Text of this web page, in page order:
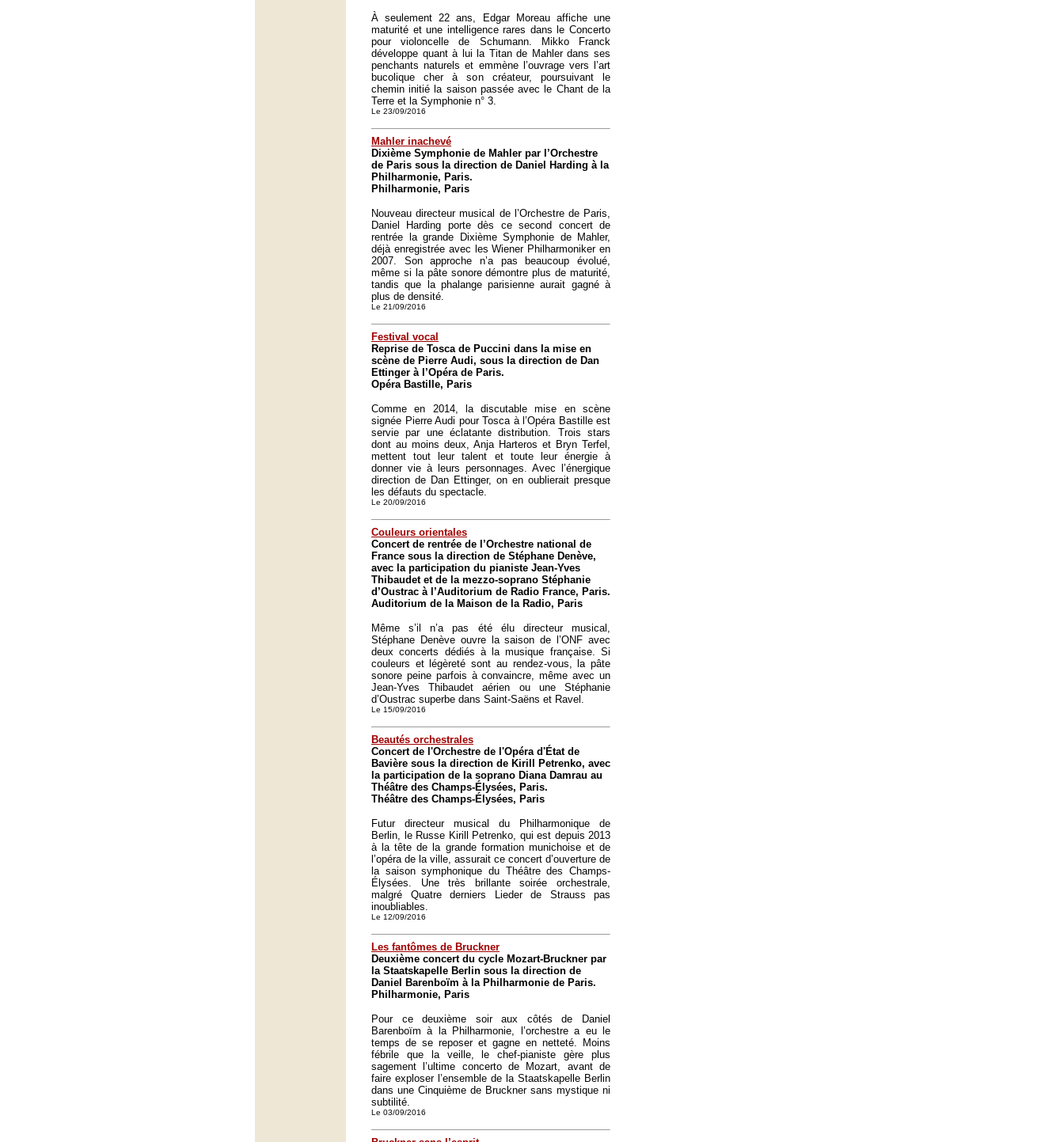
À seulement 22 ans, Edgar Moreau affiche une
maturité et une intelligence rares dans le Concerto
pour violoncelle de Schumann. Mikko Franck
développe quant à lui la Titan de Mahler dans ses
penchants naturels et emmène l’ouvrage vers l’art
bucolique cher à son créateur, poursuivant le
chemin initié la saison passée avec le Chant de la
Terre et la Symphonie n° 3.
Le 23/09/2016
Mahler inachevé
Dixième Symphonie de Mahler par l’Orchestre
de Paris sous la direction de Daniel Harding à la
Philharmonie, Paris.
Philharmonie, Paris
Nouveau directeur musical de l’Orchestre de Paris,
Daniel Harding porte dès ce second concert de
rentrée la grande Dixième Symphonie de Mahler,
déjà enregistrée avec les Wiener Philharmoniker en
2007. Son approche n’a pas beaucoup évolué,
même si la pâte sonore démontre plus de maturité,
tandis que la phalange parisienne aurait gagné à
plus de densité.
Le 21/09/2016
Festival vocal
Reprise de Tosca de Puccini dans la mise en
scène de Pierre Audi, sous la direction de Dan
Ettinger à l’Opéra de Paris.
Opéra Bastille, Paris
Comme en 2014, la discutable mise en scène
signée Pierre Audi pour Tosca à l’Opéra Bastille est
servie par une éclatante distribution. Trois stars
dont au moins deux, Anja Harteros et Bryn Terfel,
mettent tout leur talent et toute leur énergie à
donner vie à leurs personnages. Avec l’énergique
direction de Dan Ettinger, on en oublierait presque
les défauts du spectacle.
Le 20/09/2016
Couleurs orientales
Concert de rentrée de l’Orchestre national de
France sous la direction de Stéphane Denève,
avec la participation du pianiste Jean-Yves
Thibaudet et de la mezzo-soprano Stéphanie
d’Oustrac à l’Auditorium de Radio France, Paris.
Auditorium de la Maison de la Radio, Paris
Même s’il n’a pas été élu directeur musical,
Stéphane Denève ouvre la saison de l’ONF avec
deux concerts dédiés à la musique française. Si
couleurs et légèreté sont au rendez-vous, la pâte
sonore peine parfois à convaincre, même avec un
Jean-Yves Thibaudet aérien ou une Stéphanie
d’Oustrac superbe dans Saint-Saëns et Ravel.
Le 15/09/2016
Beautés orchestrales
Concert de l'Orchestre de l'Opéra d'État de
Bavière sous la direction de Kirill Petrenko, avec
la participation de la soprano Diana Damrau au
Théâtre des Champs-Élysées, Paris.
Théâtre des Champs-Élysées, Paris
Futur directeur musical du Philharmonique de
Berlin, le Russe Kirill Petrenko, qui est depuis 2013
à la tête de la grande formation munichoise et de
l’opéra de la ville, assurait ce concert d’ouverture de
la saison symphonique du Théâtre des Champs-
Élysées. Une très brillante soirée orchestrale,
malgré Quatre derniers Lieder de Strauss pas
inoubliables.
Le 12/09/2016
Les fantômes de Bruckner
Deuxième concert du cycle Mozart-Bruckner par
la Staatskapelle Berlin sous la direction de
Daniel Barenboïm à la Philharmonie de Paris.
Philharmonie, Paris
Pour ce deuxième soir aux côtés de Daniel
Barenboïm à la Philharmonie, l’orchestre a eu le
temps de se reposer et gagne en netteté. Moins
fébrile que la veille, le chef-pianiste gère plus
sagement l’ultime concerto de Mozart, avant de
faire exploser l’ensemble de la Staatskapelle Berlin
dans une Cinquième de Bruckner sans mystique ni
subtilité.
Le 03/09/2016